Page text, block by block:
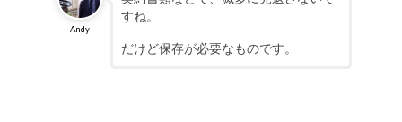
Andy
すね。
だけど保存が必要なものです。